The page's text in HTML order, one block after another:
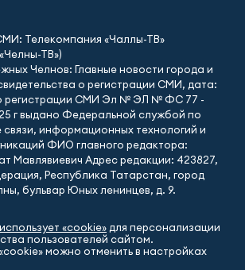
Телекомпания «Чаллы-ТВ»
ТВ»)
Челнов: Главные новости города и
о регистрации СМИ, дата:
регистрации СМИ Эл № ЭЛ № ФС 77 -
г выдано Федеральной службой по
информационных технологий и
ФИО главного редактора:
Мавлявиевич Адрес редакции: 423827,
Республика Татарстан, город
бульвар Юных ленинцев, д. 9.
«cookie» для персонализации
пользователей сайтом.
можно отменить в настройках